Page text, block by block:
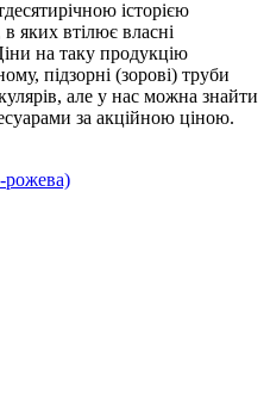
історією
в яких втілює власні
на таку продукцію
підзорні (зорові) труби
але у нас можна знайти
за акційною ціною.